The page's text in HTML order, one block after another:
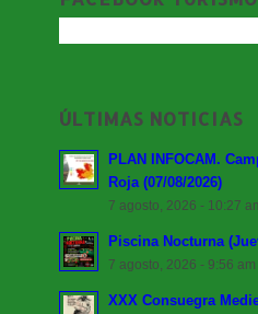
ÚLTIMAS NOTICIAS
PLAN INFOCAM.
Roja (07/08/2026)
7 agosto, 2026 - 10:27
Piscina Nocturna
7 agosto, 2026 - 9:56 am
XXX Consuegra